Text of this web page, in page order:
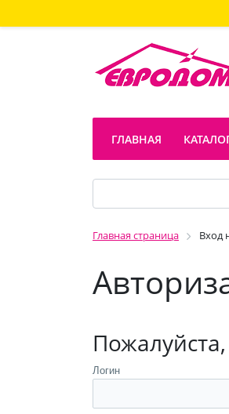
ГЛАВНАЯ
Главная страница Вход
Логин